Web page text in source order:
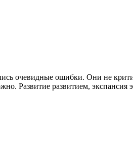
очевидные ошибки. Они не
Развитие развитием, экспансия